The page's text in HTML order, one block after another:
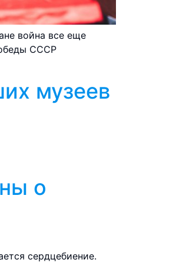
война все еще
СССР
музеев
о
сердцебиение.